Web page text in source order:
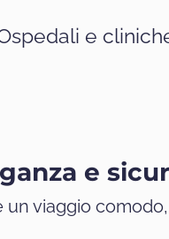
e
e
viaggio